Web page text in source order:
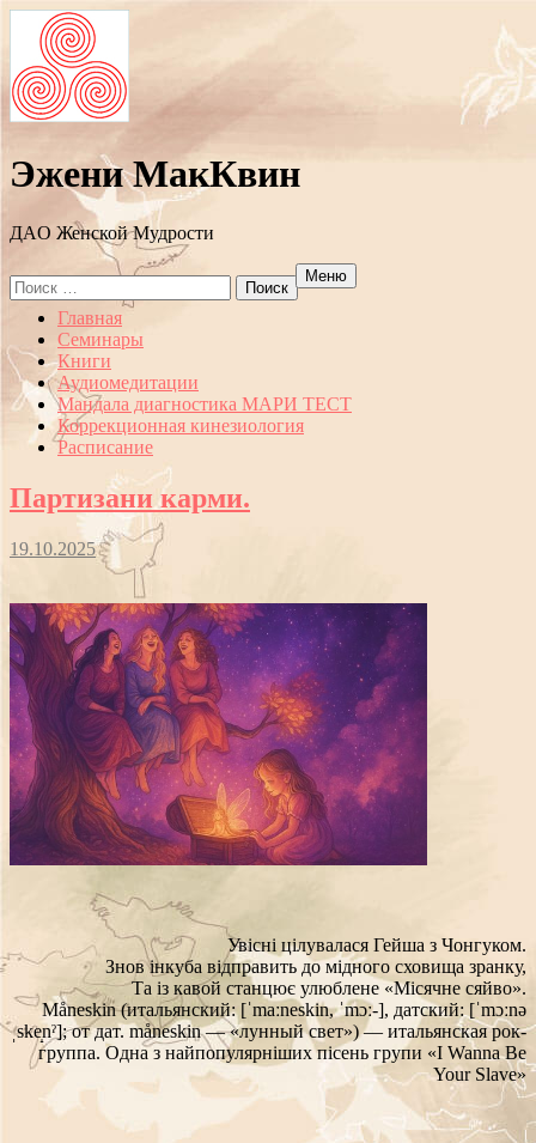
Эжени МакКвин
ДAO Женской Мудрости
Search
for:
Меню
Перейти
содержанию
Главная
Семинары
Книги
Аудиомедитации
Мандала диагностика МАРИ ТЕСТ
Коррекционная кинезиология
Расписание
Партизани карми.
19.10.2025
Увісні цілувалася Гейша з Чонгуком.
Знов інкуба відправить до мідного сховища зранку,
Та із кавой станцює улюблене «Місячне сяйво».
Måneskin (итальянский: [ˈmaːneskin, ˈmɔː-], датский: [ˈmɔːnə
ˌske̝nˀ]; от дат. måneskin — «лунный свет») — итальянская рок-
группа. Одна з найпопулярніших пісень групи «I Wanna Be
Your Slave»